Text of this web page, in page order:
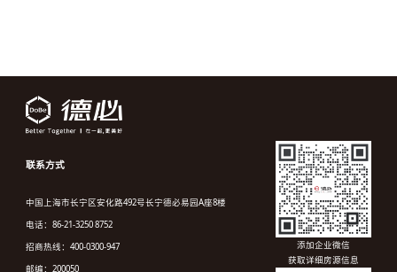
联系方式
中国上海市长宁区安化路492号长宁德必易园A座8楼
电话：86-21-3250 8752
招商热线：400-0300-947
邮编：200050
添加企业微信
获取详细房源信息